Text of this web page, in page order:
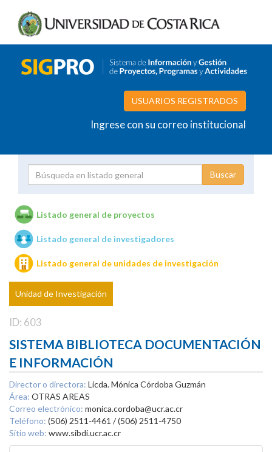
USUARIOS REGISTRADOS
Ingrese con su correo institucional
Unidades de investigación
Listado general de proyectos
Listado general de investigadores
Listado general de unidades de investigación
Unidad de Investigación
ID: 603
SISTEMA BIBLIOTECA DOCUMENTACIÓN
E INFORMACIÓN
Director o directora: Licda. Mónica Córdoba Guzmán
Área: OTRAS AREAS
Correo electrónico: monica.cordoba@ucr.ac.cr
Teléfono: (506) 2511-4461 / (506) 2511-4750
Sitio web: www.sibdi.ucr.ac.cr